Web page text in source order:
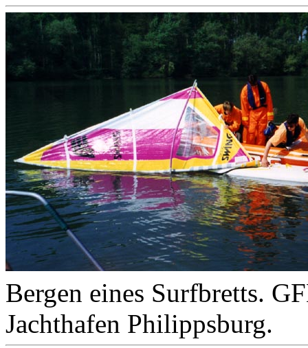
Bergen eines Surfbretts.
Jachthafen Philippsburg.